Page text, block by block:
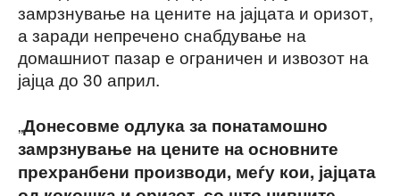
замрзнување на цените на јајцата и оризот,
а заради непречено снабдување на
домашниот пазар е ограничен и извозот на
јајца до 30 април.
„Донесовме одлука за понатамошно
замрзнување на цените на основните
прехранбени производи, меѓу кои, јајцата